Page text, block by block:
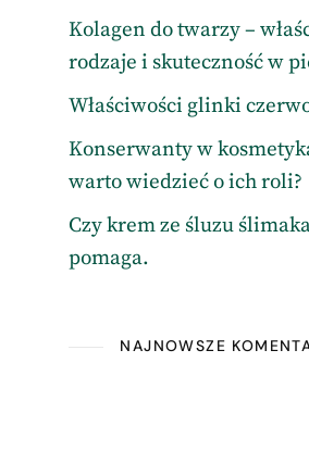
Kolagen do twarzy –
rodzaje i skuteczność w
Właściwości glinki
Konserwanty w
warto wiedzieć o ich roli?
Czy krem ze śluzu
pomaga.
NAJNOWSZE